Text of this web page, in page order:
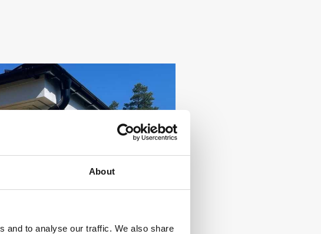
About
and to analyse our traffic. We also share